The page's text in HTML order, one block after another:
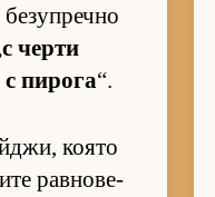
с черти
пи­рога“.
ко­ято
рав­но­ве­